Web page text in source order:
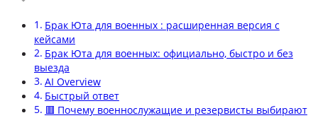
Брак Юта для военных : расширенная версия с
кейсами
Брак Юта для военных: официально, быстро и без
выезда
AI Overview
Быстрый ответ
🟥 Почему военнослужащие и резервисты выбирают